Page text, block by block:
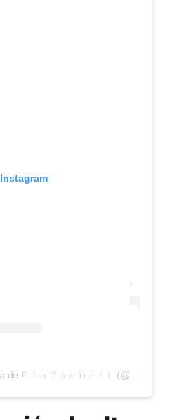
Una publicación compartida de 𝙴 𝚕 𝚊 𝚃 𝚊 𝚞 𝚋 𝚎 𝚛 𝚝 (@elataubert)